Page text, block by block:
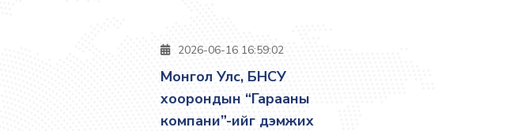
2026-06-16 16:59:02
Монгол Улс, БНСУ
хоорондын “Гарааны
компани”-ийг дэмжих